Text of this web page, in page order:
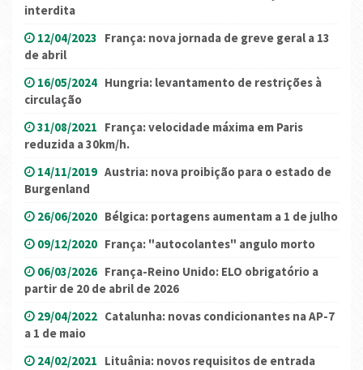
interdita
12/04/2023 França: nova jornada de greve geral a 13
de abril
16/05/2024 Hungria: levantamento de restrições à
circulação
31/08/2021 França: velocidade máxima em Paris
reduzida a 30km/h.
14/11/2019 Austria: nova proibição para o estado de
Burgenland
26/06/2020 Bélgica: portagens aumentam a 1 de julho
09/12/2020 França: "autocolantes" angulo morto
06/03/2026 França-Reino Unido: ELO obrigatório a
partir de 20 de abril de 2026
29/04/2022 Catalunha: novas condicionantes na AP-7
a 1 de maio
24/02/2021 Lituânia: novos requisitos de entrada